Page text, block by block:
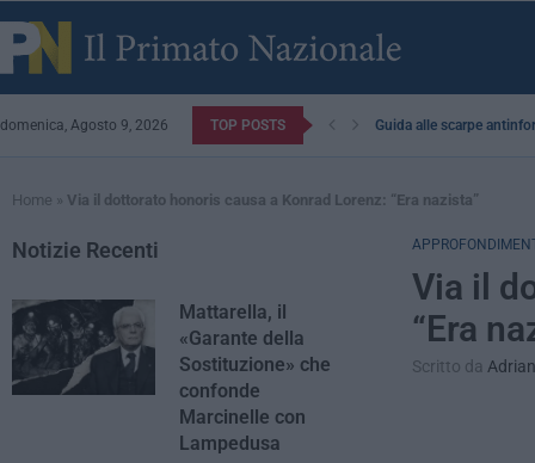
domenica, Agosto 9, 2026 TOP POSTS Stellantis, è ora di
Home » Via il dottorato honoris causa a Konrad Lorenz: “Era nazista”
Via il
“Era
Scritto da
Notizie Recenti
Mattarella, il
«Garante della
Sostituzione» che
confonde
Marcinelle con
Lampedusa